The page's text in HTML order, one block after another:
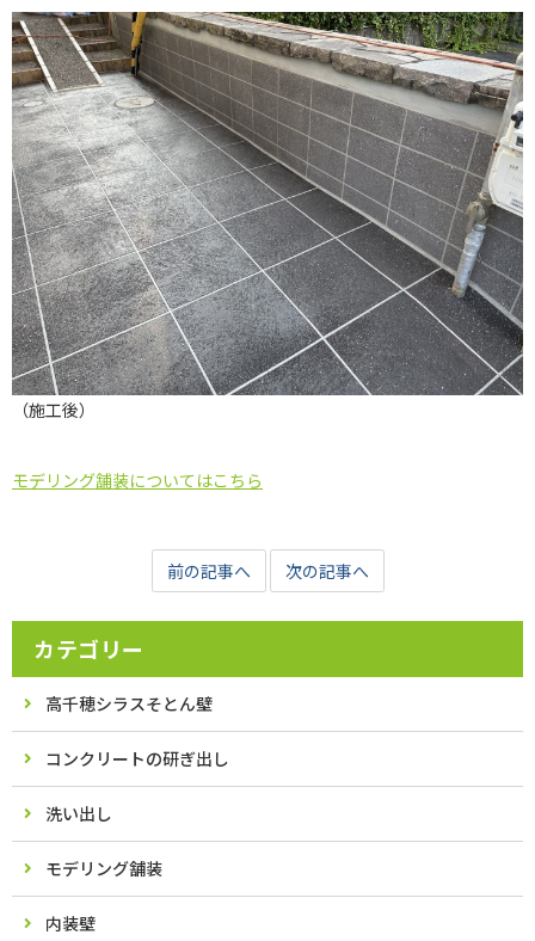
（施工後）
モデリング舗装についてはこちら
前の記事へ 次の記事へ
カテゴリー
高千穂シラスそとん壁
コンクリートの研ぎ出し
洗い出し
モデリング舗装
内装壁